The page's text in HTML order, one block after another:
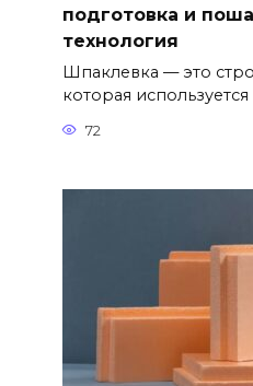
подготовка и
технология
Шпаклевка — это
которая используется
72